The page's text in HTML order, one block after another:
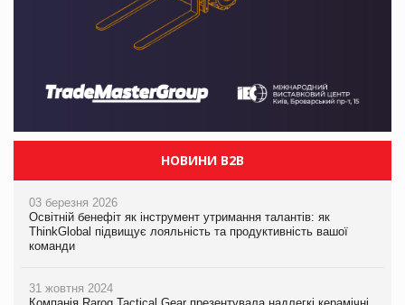
НОВИНИ B2B
03 березня 2026
Освітній бенефіт як інструмент утримання талантів: як
ThinkGlobal підвищує лояльність та продуктивність вашої
команди
31 жовтня 2024